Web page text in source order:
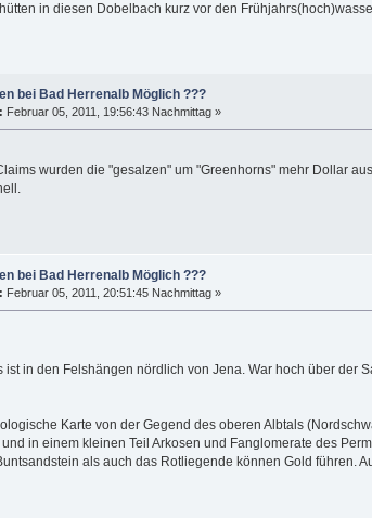
in diesen Dobelbach kurz vor den
bei Bad Herrenalb Möglich ???
Februar 05, 2011, 19:56:43 Nachmittag »
wurden die "gesalzen" um "Greenhorns" mehr Dollar
bei Bad Herrenalb Möglich ???
Februar 05, 2011, 20:51:45 Nachmittag »
ist in den Felshängen nördlich von Jena. War hoch über
Karte von der Gegend des oberen Albtals
in einem kleinen Teil Arkosen und Fanglomerate des
als auch das Rotliegende können Gold führen.